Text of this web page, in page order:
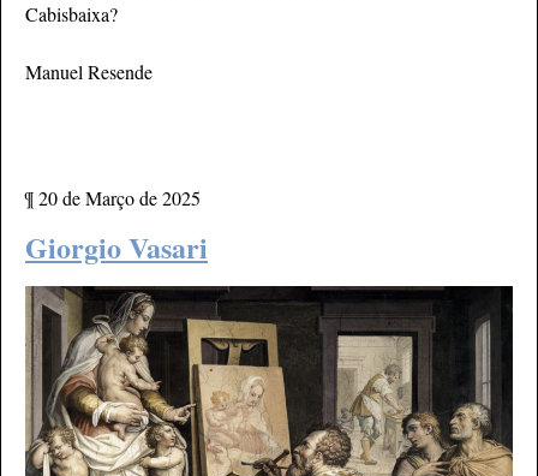
Cabisbaixa?
Manuel Resende
¶20 de Março de 2025
Giorgio Vasari